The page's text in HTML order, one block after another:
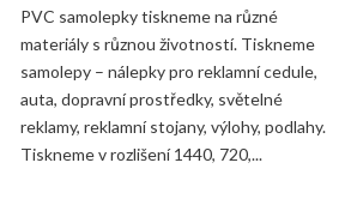
PVC samolepky tiskneme na různé
materiály s různou životností. Tiskneme
samolepy – nálepky pro reklamní cedule,
auta, dopravní prostředky, světelné
reklamy, reklamní stojany, výlohy, podlahy.
Tiskneme v rozlišení 1440, 720,...